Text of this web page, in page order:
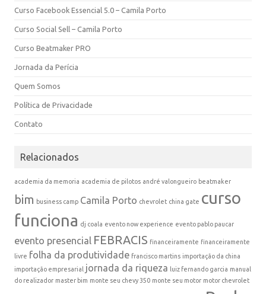
Curso Facebook Essencial 5.0 – Camila Porto
Curso Social Sell – Camila Porto
Curso Beatmaker PRO
Jornada da Perícia
Quem Somos
Política de Privacidade
Contato
Relacionados
academia da memoria academia de pilotos andré valongueiro beatmaker
bim business camp Camila Porto chevrolet china gate curso
funciona dj coala evento now experience evento pablo paucar
evento presencial FEBRACIS financeiramente financeiramente
livre folha da produtividade francisco martins importação da china
importação empresarial jornada da riqueza luiz fernando garcia manual
do realizador master bim monte seu chevy 350 monte seu motor motor chevrolet